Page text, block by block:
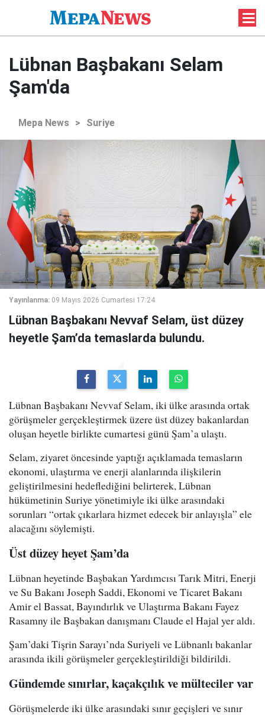
Lübnan Başbakanı Selam
Şam'da
Mepa News > Suriye
Yayınlanma: 09 Mayıs 2026 Cumartesi 17:24
Lübnan Başbakanı Nevvaf Selam, üst düzey
heyetle Şam’da temaslarda bulundu.
Lübnan Başbakanı Nevvaf Selam, iki ülke arasında ortak
görüşmeler gerçekleştirmek üzere üst düzey bakanlardan
oluşan heyetle birlikte cumartesi günü Şam’a ulaştı.
Selam, ziyaret öncesinde yaptığı açıklamada temasların
ekonomi, ulaştırma ve enerji alanlarında ilişkilerin
geliştirilmesini hedeflediğini belirterek, Lübnan
hükümetinin Suriye yönetimiyle iki ülke arasındaki
sorunları “ortak çıkarlara hizmet edecek bir anlayışla” ele
alacağını söylemişti.
Üst düzey heyet Şam’da
Lübnan heyetinde Başbakan Yardımcısı Tarık Mitri, Enerji
ve Su Bakanı Joseph Saddi, Ekonomi ve Ticaret Bakanı
Amir el Bassat, Bayındırlık ve Ulaştırma Bakanı Fayez
Rasamny ile Başbakan danışmanı Claude el Hajal yer aldı.
Şam’daki Tişrin Sarayı’nda Suriyeli ve Lübnanlı bakanlar
arasında ikili görüşmeler gerçekleştirildiği bildirildi.
Gündemde sınırlar, kaçakçılık ve mülteciler var
Görüşmelerde iki ülke arasındaki sınır geçişleri ve sınır